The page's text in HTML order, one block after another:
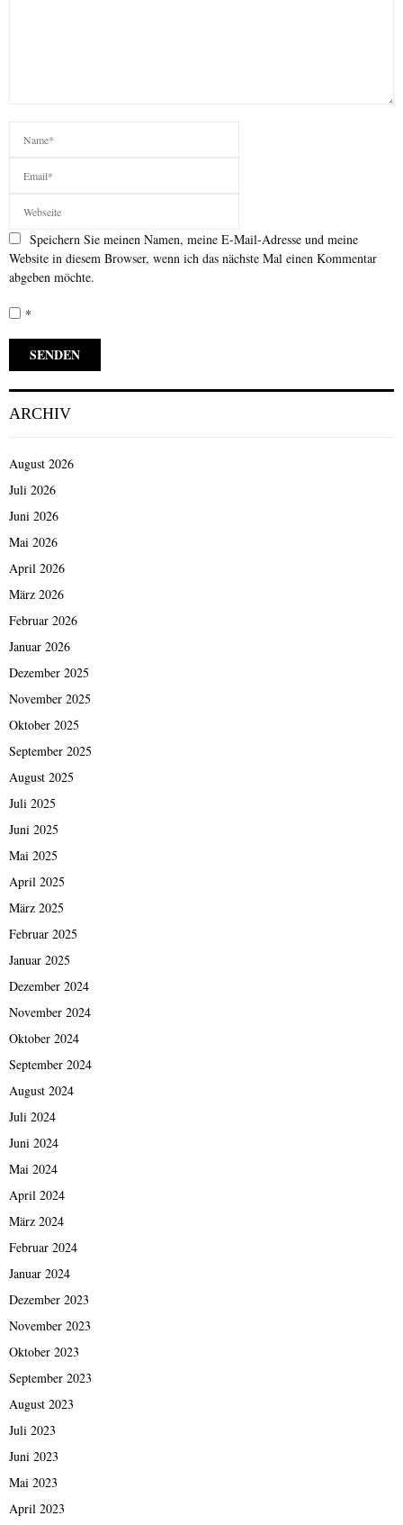
Speichern Sie meinen Namen, meine E-Mail-Adresse und meine
Website in diesem Browser, wenn ich das nächste Mal einen Kommentar
abgeben möchte.
*
ARCHIV
August 2026
Juli 2026
Juni 2026
Mai 2026
April 2026
März 2026
Februar 2026
Januar 2026
Dezember 2025
November 2025
Oktober 2025
September 2025
August 2025
Juli 2025
Juni 2025
Mai 2025
April 2025
März 2025
Februar 2025
Januar 2025
Dezember 2024
November 2024
Oktober 2024
September 2024
August 2024
Juli 2024
Juni 2024
Mai 2024
April 2024
März 2024
Februar 2024
Januar 2024
Dezember 2023
November 2023
Oktober 2023
September 2023
August 2023
Juli 2023
Juni 2023
Mai 2023
April 2023